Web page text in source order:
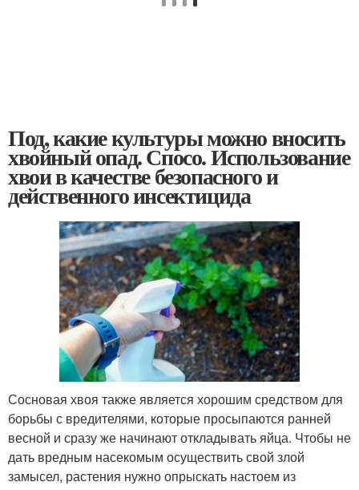
Под, какие культуры можно вносить
хвойный опад. Спосо. Использование
хвои в качестве безопасного и
действенного инсектицида
Сосновая хвоя также является хорошим средством для
борьбы с вредителями, которые просыпаются ранней
весной и сразу же начинают откладывать яйца. Чтобы не
дать вредным насекомым осуществить свой злой
замысел, растения нужно опрыскать настоем из